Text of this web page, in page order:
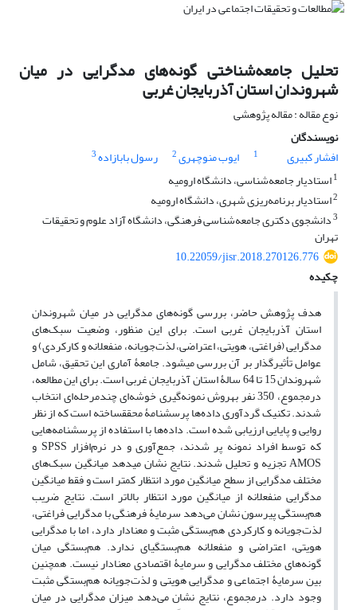
تحلیل جامعه‌شناختی گونه‌های مدگرایی در میان
شهروندان استان آذربایجان غربی
نوع مقاله : مقاله پژوهشی
نویسندگان
افشار کبیری
1 ایوب منوچهری2 رسول بابازاده3
1استادیار جامعه‌شناسی، دانشگاه ارومیه
2استادیار برنامه‌ریزی شهری، دانشگاه ارومیه
3دانشجوی دکتری جامعه‌شناسی فرهنگی، دانشگاه آزاد علوم و تحقیقات
تهران
10.22059/jisr.2018.270126.776
چکیده
هدف پژوهش حاضر، بررسی گونه‌های مدگرایی در میان شهروندان
استان آذربایجان غربی است. برای این منظور، وضعیت سبک‌های
مدگرایی (فراغتی، هویتی، اعتراضی، لذت‌جویانه، منفعلانه و کارکردی) و
عوامل تأثیرگذار بر آن بررسی می­شود. جامعۀ آماری این تحقیق، شامل
شهروندان 15 تا 64 سالۀ استان آذربایجان غربی است. برای این مطالعه،
درمجموع، 350 نفر به­روش نمونه‌گیری خوشه‌ای چندمرحله‌ای انتخاب
شدند. تکنیک گردآوری داده‌ها پرسشنامۀ محقق­ساخته است که از نظر
روایی و پایایی ارزیابی شده است. داده‌ها با استفاده از پرسشنامه‌هایی
که توسط افراد نمونه پر شدند، جمع‌آوری و در نرم‌افزار SPSS و
AMOS تجزیه و تحلیل شدند. نتایج نشان می­دهد میانگین سبک‌های
مختلف مدگرایی از سطح میانگین مورد انتظار کمتر است و فقط میانگین
مدگرایی منفعلانه از میانگین مورد انتظار بالاتر است. نتایج ضریب
هم‌بستگی پیرسون نشان می‌دهد سرمایۀ فرهنگی با مدگرایی فراغتی،
لذت‌جویانه و کارکردی هم‌بستگی مثبت و معنادار دارد، اما با مدگرایی
هویتی، اعتراضی و منفعلانه هم‌بستگی­ای ندارد. هم‌بستگی میان
گونه‌های مختلف مدگرایی و سرمایۀ اقتصادی معنادار نیست. همچنین
بین سرمایۀ اجتماعی و مدگرایی هویتی و لذت‌جویانه هم‌بستگی مثبت
وجود دارد. درمجموع، نتایج نشان می‌دهد میزان مدگرایی در میان